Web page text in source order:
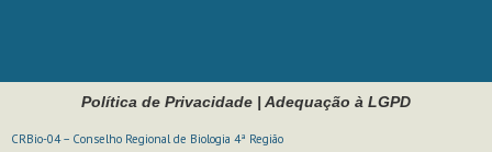
Política de Privacidade Adequação à LGPD
CRBio-04 – Conselho Regional de Biologia 4ª Região